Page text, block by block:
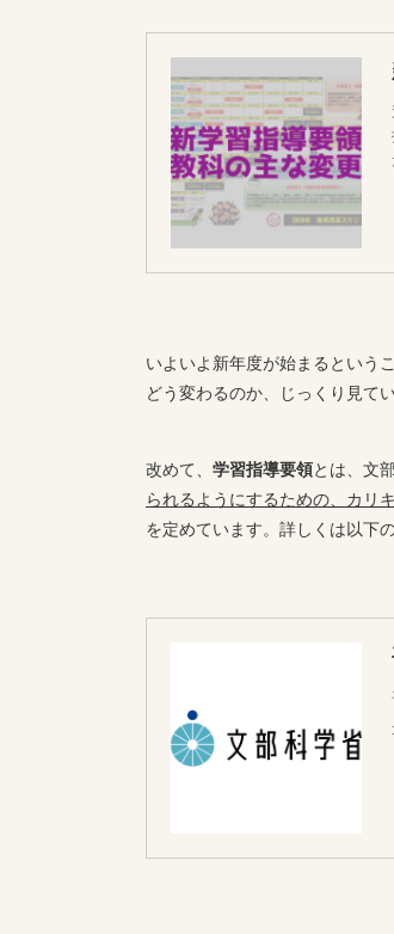
いよいよ新年度が始まるという
どう変わるのか、じっくり見て
改めて、 学習指導要領とは、文
られるようにするための、カリ
を定めています。詳しくは以下